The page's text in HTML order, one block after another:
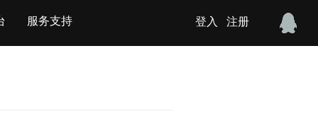
服务支持 登入 注册